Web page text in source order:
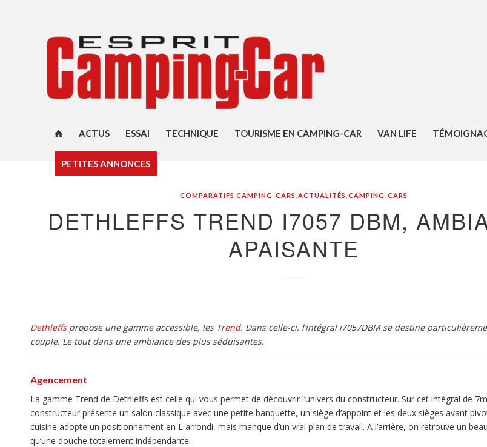
ACTUS ESSAI TECHNIQUE TOURISME EN CAMPING-CAR VAN LIFE
PETITES ANNONCES
COMPARATIFS CAMPING-CARS ,ACTUALITÉS ,CAMPING-CARS
DETHLEFFS TREND I7057 DBM,
APAISANTE
Dethleffspropose une gamme accessible, les Trend. Dans celle-ci, l’intégral i7057DBM se destine
couple. Le tout dans une ambiance des plus séduisantes.
Agencement
La gamme Trend de Dethleffs est celle qui vous permet de découvrir l’univers du constructeur. Sur cet intégral de
constructeur présente un salon classique avec une petite banquette, un siège d’appoint et les deux sièges avant
cuisine adopte un positionnement en L arrondi, mais manque d’un vrai plan de travail. A l’arrière, on retrouve un
qu’une douche totalement indépendante.